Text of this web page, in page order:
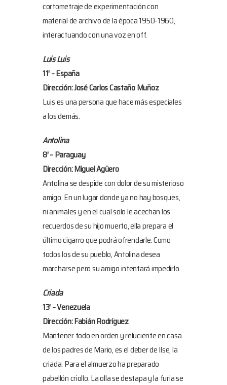
cortometraje de experimentación con
material de archivo de la época 1950-1960,
interactuando con una voz en off.
Luis Luis
11′ – España
Dirección: José Carlos Castaño Muñoz
Luis es una persona que hace más especiales
a los demás.
Antolina
8′ – Paraguay
Dirección: Miguel Agüero
Antolina se despide con dolor de su misterioso
amigo. En un lugar donde ya no hay bosques,
ni animales y en el cual solo le acechan los
recuerdos de su hijo muerto, ella prepara el
último cigarro que podrá ofrendarle. Como
todos los de su pueblo, Antolina desea
marcharse pero su amigo intentará impedirlo.
Criada
13′ – Venezuela
Dirección: Fabián Rodríguez
Mantener todo en orden y reluciente en casa
de los padres de Mario, es el deber de Ilse, la
criada. Para el almuerzo ha preparado
pabellón criollo. La olla se destapa y la furia se